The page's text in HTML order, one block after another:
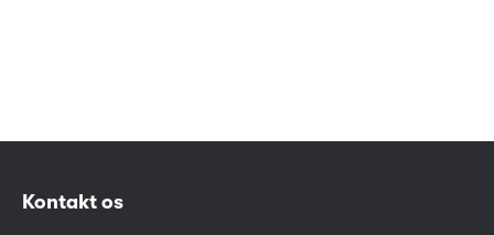
Kontakt os